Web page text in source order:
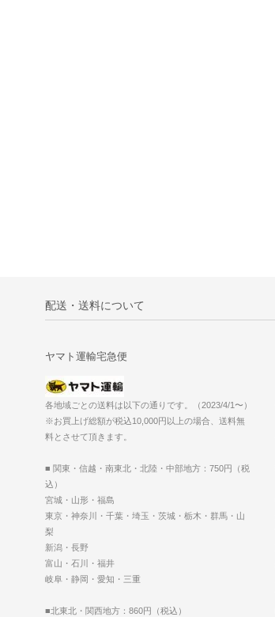
配送・送料について
ヤマト運輸宅急便
各地域ごとの送料は以下の通りです。（2023/4/1〜）
※お買上げ総額が税込10,000円以上の場合、送料無
料とさせて頂きます。
■ 関東・信越・南東北・北陸・中部地方：750円（税
込）
宮城・山形・福島
東京・神奈川・千葉・埼玉・茨城・栃木・群馬・山
梨
新潟・長野
富山・石川・福井
岐阜・静岡・愛知・三重
■北東北・関西地方：860円（税込）